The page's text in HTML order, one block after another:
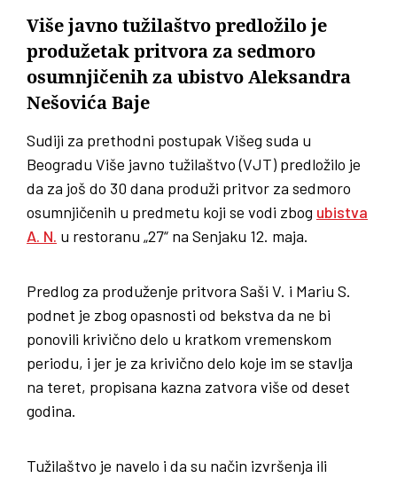
Više javno tužilaštvo predložilo je
produžetak pritvora za sedmoro
osumnjičenih za ubistvo Aleksandra
Nešovića Baje
Sudiji za prethodni postupak Višeg suda u
Beogradu Više javno tužilaštvo (VJT) predložilo je
da za još do 30 dana produži pritvor za sedmoro
osumnjičenih u predmetu koji se vodi zbog ubistva
A. N. u restoranu „27“ na Senjaku 12. maja.
Predlog za produženje pritvora Saši V. i Mariu S.
podnet je zbog opasnosti od bekstva da ne bi
ponovili krivično delo u kratkom vremenskom
periodu, i jer je za krivično delo koje im se stavlja
na teret, propisana kazna zatvora više od deset
godina.
Tužilaštvo je navelo i da su način izvršenja ili